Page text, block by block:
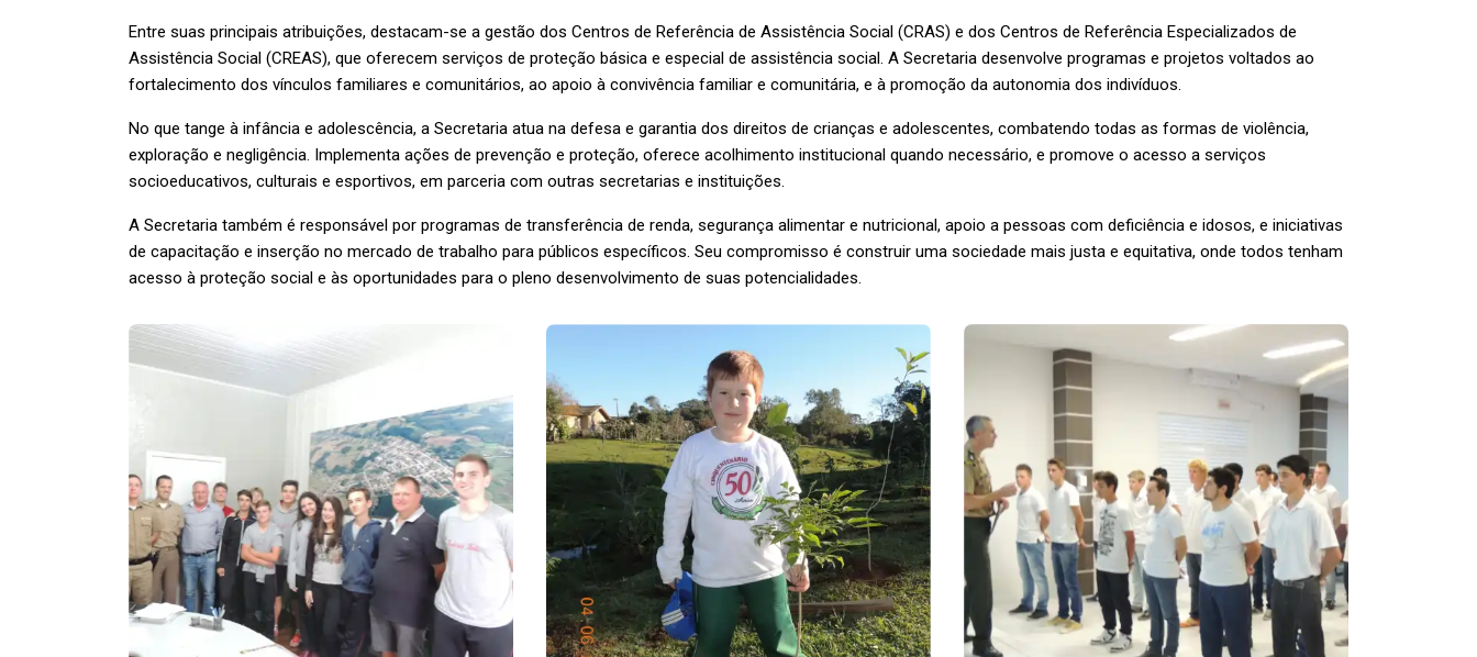
Entre suas principais atribuições, destacam-se a gestão dos Centros de Referência de Assistência Social (CRAS) e dos Centros de Referência Especializados de
Assistência Social (CREAS), que oferecem serviços de proteção básica e especial de assistência social. A Secretaria desenvolve programas e projetos voltados ao
fortalecimento dos vínculos familiares e comunitários, ao apoio à convivência familiar e comunitária, e à promoção da autonomia dos indivíduos.
No que tange à infância e adolescência, a Secretaria atua na defesa e garantia dos direitos de crianças e adolescentes, combatendo todas as formas de violência,
exploração e negligência. Implementa ações de prevenção e proteção, oferece acolhimento institucional quando necessário, e promove o acesso a serviços
socioeducativos, culturais e esportivos, em parceria com outras secretarias e instituições.
A Secretaria também é responsável por programas de transferência de renda, segurança alimentar e nutricional, apoio a pessoas com deficiência e idosos, e iniciativas
de capacitação e inserção no mercado de trabalho para públicos específicos. Seu compromisso é construir uma sociedade mais justa e equitativa, onde todos tenham
acesso à proteção social e às oportunidades para o pleno desenvolvimento de suas potencialidades.